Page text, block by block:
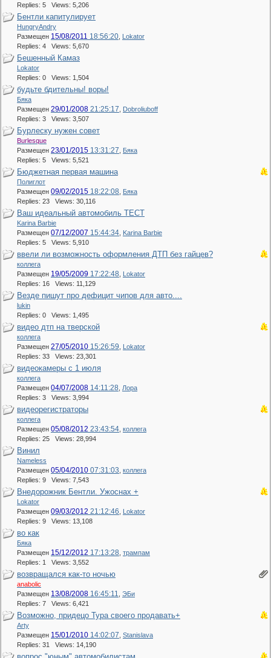
Replies: 5 Views: 5,206
Бентли капитулирует
HungryAndry
Размещен 15/08/2011 18:56:20 Lokator
Replies: 4 Views: 5,670
Бешенный Камаз
Lokator
Replies: 0 Views: 1,504
будьте бдительны! воры!
Бяка
Размещен 29/01/2008 21:25:17
Dobroliuboff
Replies: 3 Views: 3,507
Бурлеску нужен совет
Burlesque
Размещен 23/01/2015 13:31:27
Бяка
Replies: 5 Views: 5,521
Бюджетная первая машина
Полиглот
Размещен 09/02/2015 18:22:08 Бяка
Replies: 23 Views: 30,116
Ваш идеальный автомобиль ТЕСТ
Karina Barbie
Размещен 07/12/2007 15:44:34 Karina Barbie
Replies: 5 Views: 5,910
ввели ли возможность оформления ДТП без гайцев?
коллега
Размещен 19/05/2009 17:22:48 Lokator
Replies: 16 Views: 11,129
Везде пишут про дефицит чипов для авто....
lukin
Replies: 0 Views: 1,495
видео дтп на тверской
коллега
Размещен 27/05/2010 15:26:59
Lokator
Replies: 33 Views: 23,301
видеокамеры с 1 июля
коллега
Размещен 04/07/2008 14:11:28 Лора
Replies: 3 Views: 3,994
видеорегистраторы
коллега
Размещен 05/08/2012 23:43:54 коллега
Replies: 25 Views: 28,994
Винил
Nameless
Размещен 05/04/2010 07:31:03 коллега
Replies: 9 Views: 7,543
Внедорожник Бентли. Ужоснах +
Lokator
Размещен 09/03/2012 21:12:46
Lokator
Replies: 9 Views: 13,108
во как
Бяка
Размещен 15/12/2012 17:13:28 трампам
Replies: 1 Views: 3,552
возвращался как-то ночью
anabolic
Размещен 13/08/2008 16:45:11 ЭБи
Replies: 7 Views: 6,421
Возможно, придецо Тура своего продавать+
Arty
Размещен 15/01/2010 14:02:07 Stanislava
Replies: 31 Views: 14,190